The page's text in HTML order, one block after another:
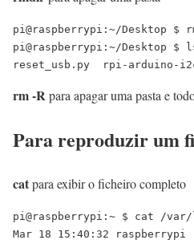
pi@raspberrypi:~/Desktop $
pi@raspberrypi:~/Desktop $
reset_usb.py  rpi-arduino-
rm -Rpara apagar uma pasta e
Para reproduzir um
catpara exibir o ficheiro completo
pi@raspberrypi:~ $ cat /
Mar 18 15:40:32